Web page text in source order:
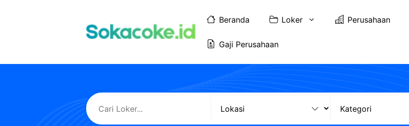
Beranda Loker Perusahaan
Gaji Perusahaan